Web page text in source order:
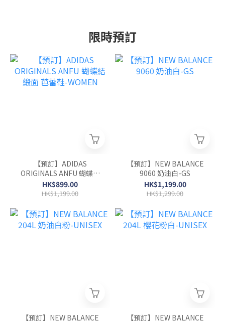
限時預訂
【預訂】ADIDAS
ORIGINALS ANFU 蝴蝶結
緞面 芭蕾鞋-WOMEN
HK$899.00
HK$1,199.00
【預訂】NEW BALANCE
9060 奶油白-GS
HK$1,199.00
HK$1,299.00
【預訂】NEW BALANCE 【預訂】NEW BALANCE